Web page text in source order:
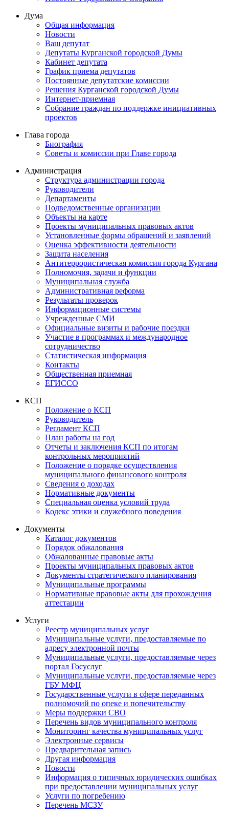
Дума
Общая информация
Новости
Ваш депутат
Депутаты Курганской городской Думы
Кабинет депутата
График приема депутатов
Постоянные депутатские комиссии
Решения Курганской городской Думы
Интернет-приемная
Собрание граждан по поддержке инициативных
проектов
Глава города
Биография
Советы и комиссии при Главе города
Администрация
Структура администрации города
Руководители
Департаменты
Подведомственные организации
Объекты на карте
Проекты муниципальных правовых актов
Установленные формы обращений и заявлений
Оценка эффективности деятельности
Защита населения
Антитеррористическая комиссия города Кургана
Полномочия, задачи и функции
Муниципальная служба
Административная реформа
Результаты проверок
Информационные системы
Учрежденные СМИ
Официальные визиты и рабочие поездки
Участие в программах и международное
сотрудничество
Статистическая информация
Контакты
Общественная приемная
ЕГИССО
КСП
Положение о КСП
Руководитель
Регламент КСП
План работы на год
Отчеты и заключения КСП по итогам
контрольных мероприятий
Положение о порядке осуществления
муниципального финансового контроля
Сведения о доходах
Нормативные документы
Специальная оценка условий труда
Кодекс этики и служебного поведения
Документы
Каталог документов
Порядок обжалования
Обжалованные правовые акты
Проекты муниципальных правовых актов
Документы стратегического планирования
Муниципальные программы
Нормативные правовые акты для прохождения
аттестации
Услуги
Реестр муниципальных услуг
Муниципальные услуги, предоставляемые по
адресу электронной почты
Муниципальные услуги, предоставляемые через
портал Госуслуг
Муниципальные услуги, предоставляемые через
ГБУ МФЦ
Государственные услуги в сфере переданных
полномочий по опеке и попечительству
Меры поддержки СВО
Перечень видов муниципального контроля
Мониторинг качества муниципальных услуг
Электронные сервисы
Предварительная запись
Другая информация
Новости
Информация о типичных юридических ошибках
при предоставлении муниципальных услуг
Услуги по погребению
Перечень МСЗУ